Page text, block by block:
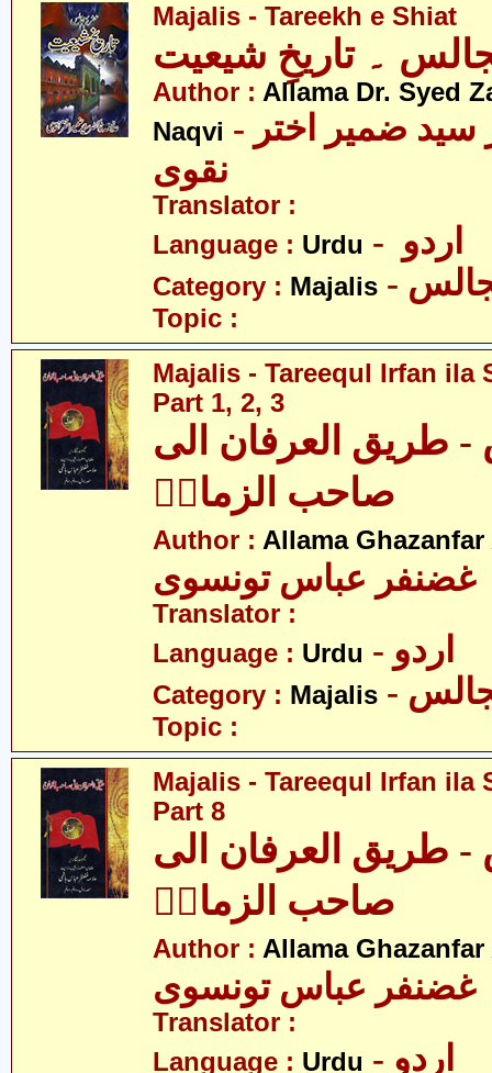
Majalis - Tareekh e Shiat
۔ تاریخِ شیعیت
Author : Allama Dr. Syed
Naqvi - علامہ ڈاکٹر سید ضمیر اختر
نقوی
Translator :
Language : Urdu
Category : Majalis
Topic :
Majalis - Tareequl Irfan ila
Part 1, 2, 3
طریق العرفان الی
صاحب الزمانؑ
Author : Allama
غضنفر عباس تونسوی
Translator :
Language : Urdu - اردو
Category : Majalis
Topic :
Majalis - Tareequl Irfan ila
Part 8
طریق العرفان الی
صاحب الزمانؑ
Author : Allama
غضنفر عباس تونسوی
Translator :
Language : Urdu - اردو